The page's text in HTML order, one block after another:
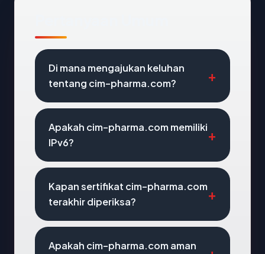
Di mana mengajukan keluhan
tentang cim-pharma.com?
Apakah cim-pharma.com memiliki
IPv6?
Kapan sertifikat cim-pharma.com
terakhir diperiksa?
Apakah cim-pharma.com aman